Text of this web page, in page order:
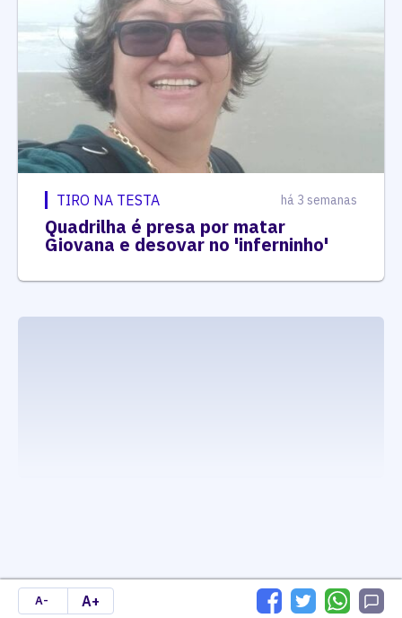
A- A+
TIRO NA TESTA há 3 semanas
Quadrilha é presa por matar
Giovana e desovar no 'inferninho'